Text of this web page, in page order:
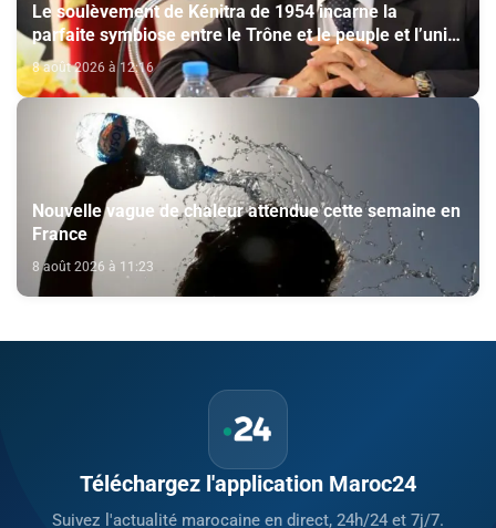
Le soulèvement de Kénitra de 1954 incarne la
parfaite symbiose entre le Trône et le peuple et l’unité
de volonté et de destin (M. El Ktiri)
8 août 2026 à 12:16
Nouvelle vague de chaleur attendue cette semaine en
France
8 août 2026 à 11:23
Téléchargez l'application Maroc24
Suivez l'actualité marocaine en direct, 24h/24 et 7j/7.